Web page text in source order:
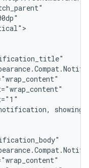
showing